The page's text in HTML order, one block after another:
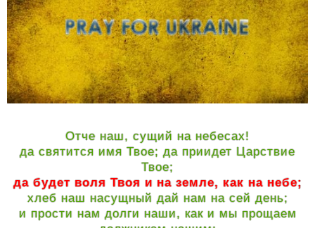
Отче наш, сущий на небесах!
да святится имя Твое; да приидет Царствие
Твое;
да будет воля Твоя и на земле, как на небе;
хлеб наш насущный дай нам на сей день;
и прости нам долги наши, как и мы прощаем